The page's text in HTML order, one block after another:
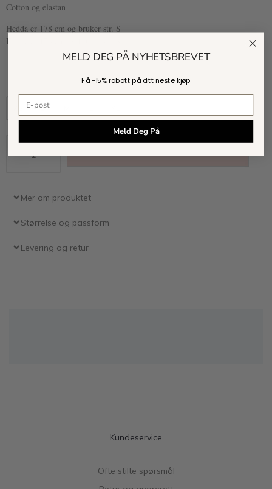
Cotton og elastan
Hedda er 178 cm og bruker str. S
Hanne er 173 cm og bruker str. S
S
Mer om produktet
Størrelse og passform
Levering og retur
Kundeservice
Ofte stilte spørsmål
MELD DEG PÅ NYHETSBREVET
Få -15% rabattpå ditt neste kjøp
E-postadresse
Meld Deg På